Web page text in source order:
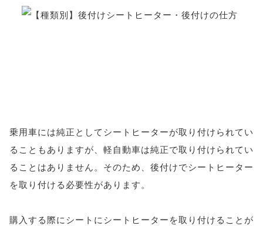
乗用車には純正としてシートヒーターが取り付けられてい
ることもありますが、軽自動車は純正で取り付けられてい
ることはありません。そのため、後付けでシートヒーター
を取り付ける必要性があります。
購入する際にシートにシートヒーターを取り付けることが